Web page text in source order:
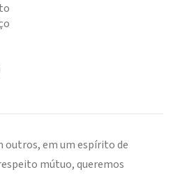
outros, em um espírito de
mútuo, queremos